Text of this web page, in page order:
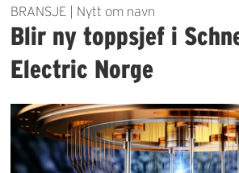
BRANSJE | Nytt om navn
Blir ny toppsjef i
Electric Norge